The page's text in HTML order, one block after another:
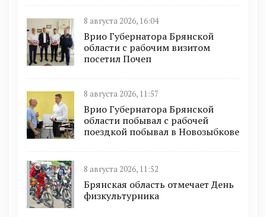
8 августа 2026, 16:04
Врио Губернатора Брянской
области с рабочим визитом
посетил Почеп
8 августа 2026, 11:57
Врио Губернатора Брянской
области побывал с рабочей
поездкой побывал в Новозыбкове
8 августа 2026, 11:52
Брянская область отмечает День
физкультурника